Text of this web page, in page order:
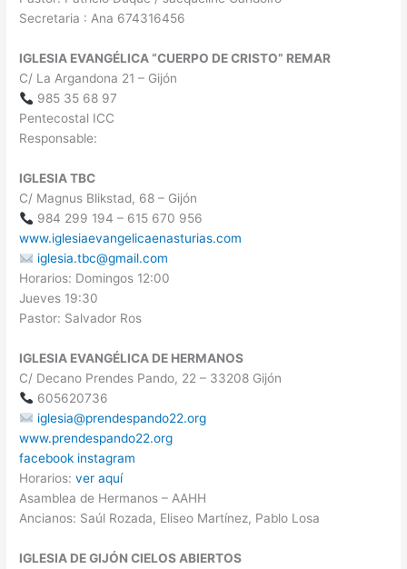
Secretaria : Ana 674316456
IGLESIA EVANGÉLICA “CUERPO DE CRISTO” REMAR
C/ La Argandona 21 – Gijón
985 35 68 97
Pentecostal ICC
Responsable:
IGLESIA TBC
C/ Magnus Blikstad, 68 – Gijón
984 299 194 – 615 670 956
www.iglesiaevangelicaenasturias.com
iglesia.tbc@gmail.com
Horarios: Domingos 12:00
Jueves 19:30
Pastor: Salvador Ros
IGLESIA EVANGÉLICA DE HERMANOS
C/ Decano Prendes Pando, 22 – 33208 Gijón
605620736
iglesia@prendespando22.org
www.prendespando22.org
facebook instagram
Horarios:ver aquí
Asamblea de Hermanos – AAHH
Ancianos: Saúl Rozada, Eliseo Martínez, Pablo Losa
IGLESIA DE GIJÓN CIELOS ABIERTOS